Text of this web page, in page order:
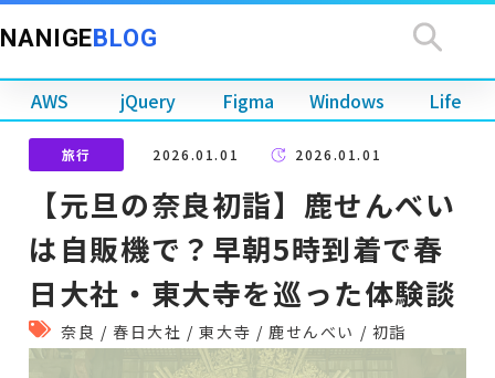
NANIGEBLOG
AWS jQuery Figma Windows Life
旅行 2026.01.01 2026.01.01
【元旦の奈良初詣】鹿せんべい
は自販機で？早朝5時到着で春
日大社・東大寺を巡った体験談
奈良 / 春日大社 /東大寺 /鹿せんべい / 初詣